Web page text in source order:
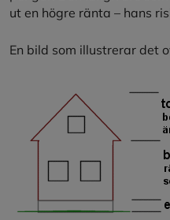
ut en högre ränta – hans
En bild som illustrerar det